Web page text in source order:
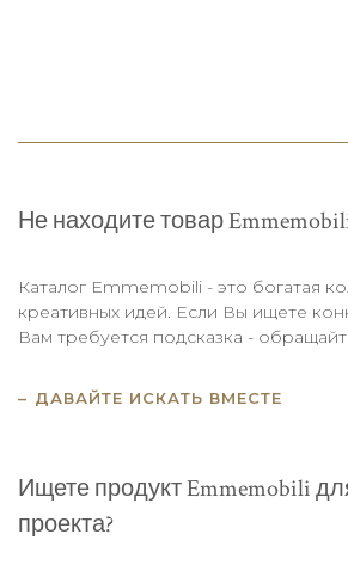
Не находите товар
Каталог Emmemobili - это богатая
креативных идей. Если Вы ищете
Вам требуется подсказка -
ДАВАЙТЕ ИСКАТЬ ВМЕСТЕ
Ищете продукт Emmemobili
проекта?